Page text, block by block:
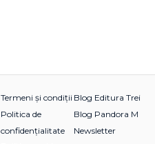
Termeni și condiții
Politica de
confidențialitate
Blog Editura Trei
Blog Pandora M
Newsletter